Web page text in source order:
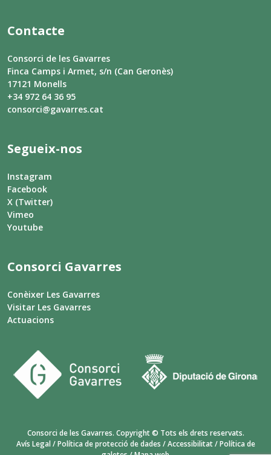
Contacte
Consorci de les Gavarres
Finca Camps i Armet, s/n (Can Geronès)
17121 Monells
+34 972 64 36 95
consorci@gavarres.cat
Segueix-nos
Instagram
Facebook
X (Twitter)
Vimeo
Youtube
Consorci Gavarres
Conèixer Les Gavarres
Visitar Les Gavarres
Actuacions
Consorci de les Gavarres. Copyright © Tots els drets reservats.
Avís Legal /Política de protecció de dades /Accessibilitat/Política de